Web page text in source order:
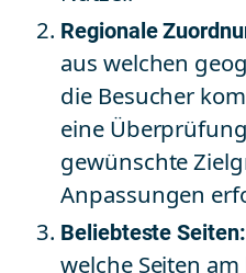
Regionale
aus welchen
die Besucher
eine
gewünschte
Anpassungen
Beliebteste Seiten:
welche Seiten